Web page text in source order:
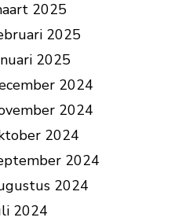
2025
2025
2025
2024
2024
2024
2024
2024
2024